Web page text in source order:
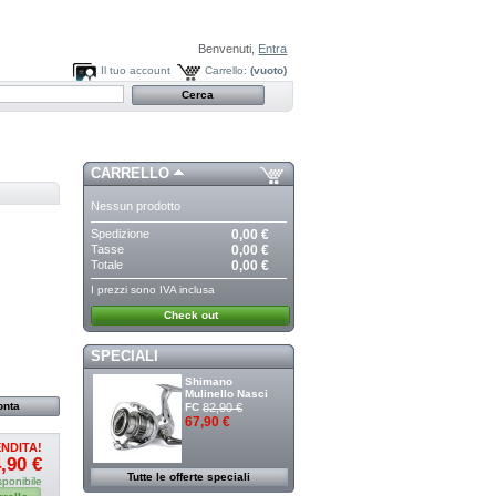
Benvenuti,
Entra
Carrello: (vuoto)
Il tuo account
€
CARRELLO
Nessun prodotto
Spedizione 0,00 €
Tasse 0,00 €
Totale 0,00 €
I prezzi sono IVA inclusa
Check out
SPECIALI
Shimano
Mulinello Nasci
FC 82,90 €
67,90 €
Tutte le offerte speciali